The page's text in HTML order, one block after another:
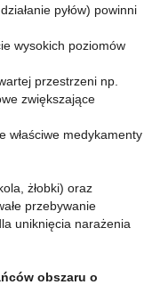
pyłów) powinni
wysokich poziomów
przestrzeni np.
zwiększające
właściwe medykamenty
żłobki) oraz
przebywanie
uniknięcia narażenia
obszaru o